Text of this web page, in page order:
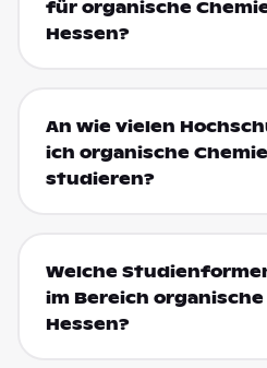
für organische
Hessen?
An wie vielen
ich organische
studieren?
Welche
im Bereich organische
Hessen?